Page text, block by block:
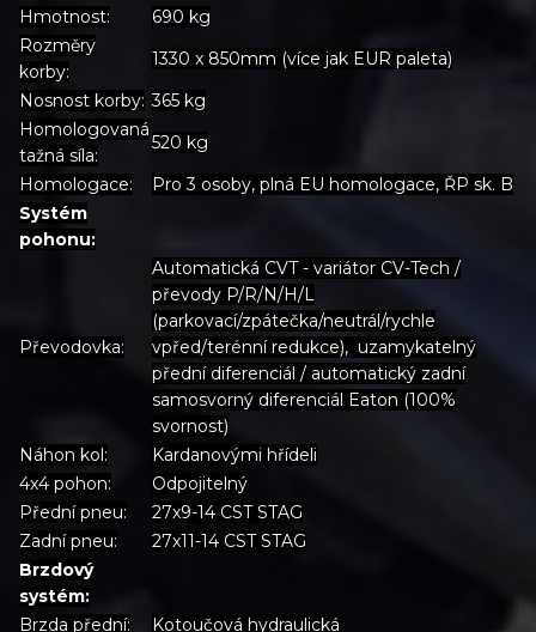
Hmotnost:
690 kg
Rozměry
korby:
1330 x 850mm (více jak EUR paleta)
Nosnost korby: 365 kg
Homologovaná
tažná síla:
520 kg
Homologace:
Pro 3 osoby, plná EU homologace, ŘP sk. B
Systém
pohonu:
Převodovka:
Automatická CVT - variátor CV-Tech /
převody P/R/N/H/L
(parkovací/zpátečka/neutrál/rychle
vpřed/terénní redukce), uzamykatelný
přední diferenciál / automatický zadní
samosvorný diferenciál Eaton (100%
svornost)
Náhon kol:
Kardanovými hřídeli
4x4 pohon:
Odpojitelný
Přední pneu:
27x9-14 CST STAG
Zadní pneu:
27x11-14 CST STAG
Brzdový
systém:
Brzda přední:
Kotoučová hydraulická